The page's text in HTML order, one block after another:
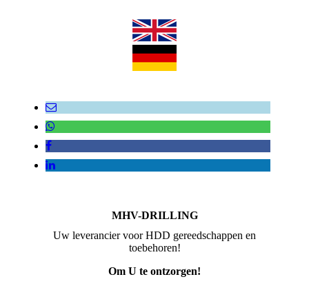
MHV-DRILLING
Uw leverancier voor HDD gereedschappen en
toebehoren!
Om U te ontzorgen!